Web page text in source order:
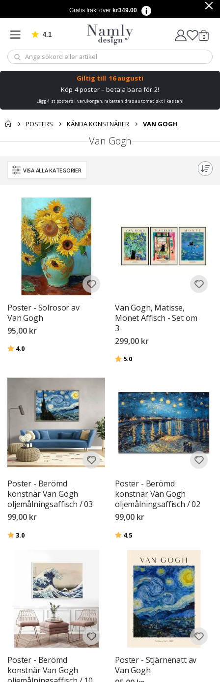
Gratis frakt över kr349.00.
4.1 Baserat på 1042 betyg 0
Giltig till 16 augusti
Köp 4 poster – betala bara för 2!
Lägg 4 st posters i varukorgen, rabatten dras automatiskt i kassan!
POSTERS KÄNDA KONSTNÄRER VAN GOGH
Van Gogh
VISA ALLA KATEGORIER
Poster - Solrosor av
Van Gogh
95,00 kr
Betyg:
4.0
Van Gogh, Matisse,
Monet Affisch - Set om
3
299,00 kr
Betyg:
5.0
Poster - Berömd
konstnär Van Gogh
oljemålningsaffisch / 03
99,00 kr
Betyg:
3.0
Poster - Berömd
konstnär Van Gogh
oljemålningsaffisch / 02
99,00 kr
Betyg:
4.5
Poster - Berömd
konstnär Van Gogh
Poster - Stjärnenatt av
Van Gogh